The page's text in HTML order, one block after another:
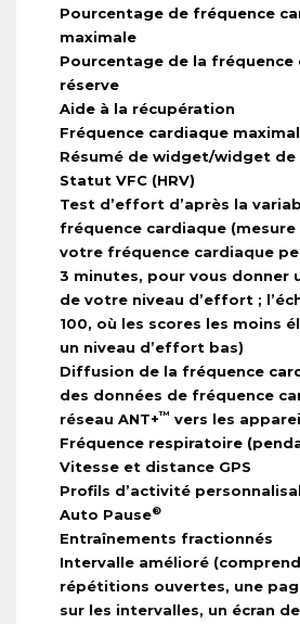
Pourcentage de fréquence
maximale
Pourcentage de la fréquence
réserve
Aide à la récupération
Fréquence cardiaque
Résumé de widget/widget de
Statut VFC (HRV)
Test d’effort d’après la
fréquence cardiaque
votre fréquence cardiaque
3 minutes, pour vous donner
de votre niveau d’effort ;
100, où les scores les moins
un niveau d’effort bas)
Diffusion de la fréquence
des données de fréquence
réseau ANT+™ vers les
Fréquence respiratoire
Vitesse et distance GPS
Profils d’activité
Auto Pause®
Entraînements fractionnés
Intervalle amélioré
répétitions ouvertes, une
sur les intervalles, un écran